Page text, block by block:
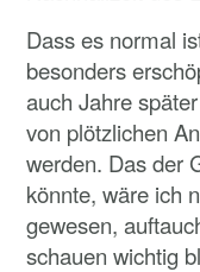
Dass es normal
besonders
auch Jahre
von plötzlichen
werden. Das der
könnte, wäre ich
gewesen,
schauen wichtig